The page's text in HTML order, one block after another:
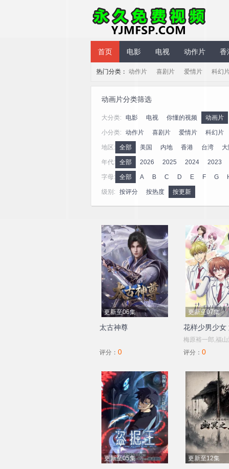
永久免费视频
首页 电影 电视 动作片 香
热门分类： 动作片 喜剧片 爱情片 科幻
动画片分类筛选
大分类: 电影 电视 你懂的视频 动画片
小分类: 动作片 喜剧片 爱情片 科幻片
地区: 全部 美国 内地 香港 台湾
年代: 全部 2026 2025 2024 2023
字母: 全部 A B C D E F G
级别: 按评分 按热度 按更新
更新至06集
太古神尊
评分： 0
更新至07集
花样少男少女
梅原裕一郎,福山
辉,八代拓,日野聪
太朗,山根绮,户
古屋亚南
评分： 0
更新至05集 更新至12集